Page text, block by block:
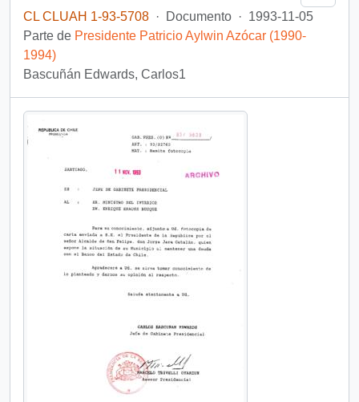
CL CLUAH 1-93-5708 · Documento · 1993-11-05
Parte de Presidente Patricio Aylwin Azócar (1990-
1994)
Bascuñán Edwards, Carlos1